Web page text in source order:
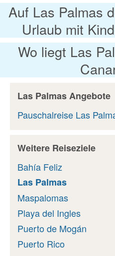
Auf Las Palmas
Urlaub mit
Wo liegt Las
Las Palmas Angebote
Pauschalreise Las
Weitere Reiseziele
Bahía Feliz
Las Palmas
Maspalomas
Playa del Ingles
Puerto de Mogán
Puerto Rico